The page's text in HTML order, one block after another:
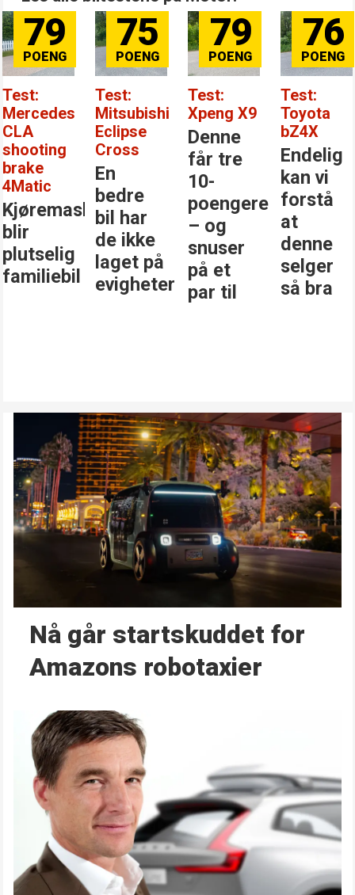
79
Test:
Mercedes
CLA
shooting
brake
4Matic
Kjøremaskinen
blir
plutselig
familiebil
75
Test:
Mitsubishi
Eclipse
Cross
En
bedre
bil har
de ikke
laget på
evigheter
79
Test:
Xpeng X9
Denne
får tre
10-
poengere
– og
snuser
på et
par til
76
Test:
Toyota
bZ4X
Endelig
kan vi
forstå
at
denne
selger
så bra
Nå går start­skuddet for
Amazons robotaxier